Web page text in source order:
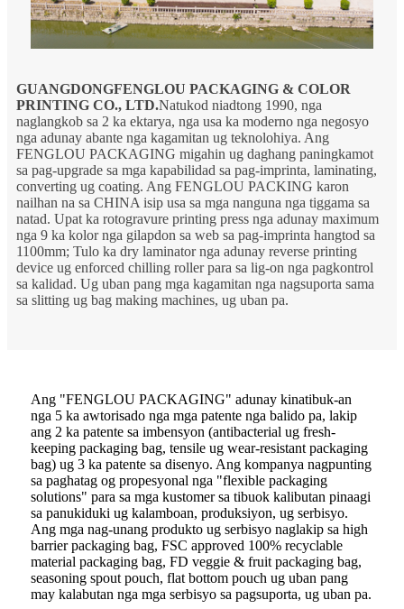
GUANGDONGFENGLOU PACKAGING & COLOR
PRINTING CO., LTD.Natukod niadtong 1990, nga
naglangkob sa 2 ka ektarya, nga usa ka moderno nga negosyo
nga adunay abante nga kagamitan ug teknolohiya. Ang
FENGLOU PACKAGING migahin ug daghang paningkamot
sa pag-upgrade sa mga kapabilidad sa pag-imprinta, laminating,
converting ug coating. Ang FENGLOU PACKING karon
nailhan na sa CHINA isip usa sa mga nanguna nga tiggama sa
natad. Upat ka rotogravure printing press nga adunay maximum
nga 9 ka kolor nga gilapdon sa web sa pag-imprinta hangtod sa
1100mm; Tulo ka dry laminator nga adunay reverse printing
device ug enforced chilling roller para sa lig-on nga pagkontrol
sa kalidad. Ug uban pang mga kagamitan nga nagsuporta sama
sa slitting ug bag making machines, ug uban pa.
Ang "FENGLOU PACKAGING" adunay kinatibuk-an
nga 5 ka awtorisado nga mga patente nga balido pa, lakip
ang 2 ka patente sa imbensyon (antibacterial ug fresh-
keeping packaging bag, tensile ug wear-resistant packaging
bag) ug 3 ka patente sa disenyo. Ang kompanya nagpunting
sa paghatag og propesyonal nga "flexible packaging
solutions" para sa mga kustomer sa tibuok kalibutan pinaagi
sa panukiduki ug kalamboan, produksiyon, ug serbisyo.
Ang mga nag-unang produkto ug serbisyo naglakip sa high
barrier packaging bag, FSC approved 100% recyclable
material packaging bag, FD veggie & fruit packaging bag,
seasoning spout pouch, flat bottom pouch ug uban pang
may kalabutan nga mga serbisyo sa pagsuporta, ug uban pa.